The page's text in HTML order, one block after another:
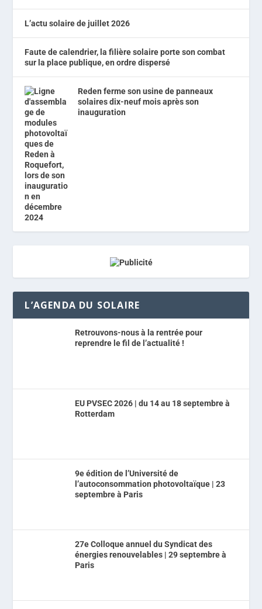
L’actu solaire de juillet 2026
Faute de calendrier, la filière solaire porte son combat
sur la place publique, en ordre dispersé
Reden ferme son usine de panneaux
solaires dix-neuf mois après son
inauguration
L’AGENDA DU SOLAIRE
Retrouvons-nous à la rentrée pour
reprendre le fil de l’actualité !
EU PVSEC 2026 | du 14 au 18 septembre à
Rotterdam
9e édition de l’Université de
l’autoconsommation photovoltaïque | 23
septembre à Paris
27e Colloque annuel du Syndicat des
énergies renouvelables | 29 septembre à
Paris